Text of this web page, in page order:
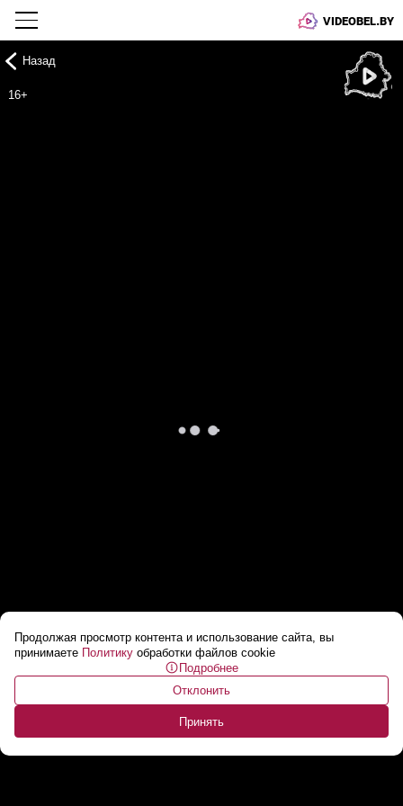
VIDEOBEL.BY
Продолжая просмотр контента и использование сайта, вы
принимаете Политику обработки файлов cookie
Подробнее
Отклонить
Принять
Назад
16+
The Telegraph: Пуля приблизила Трампа к
Белому дому....